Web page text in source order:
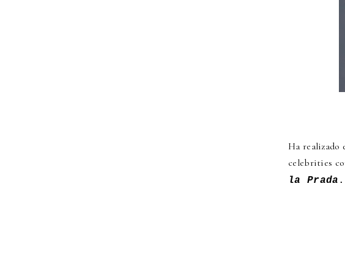
Ha realizado
celebrities
la Prada